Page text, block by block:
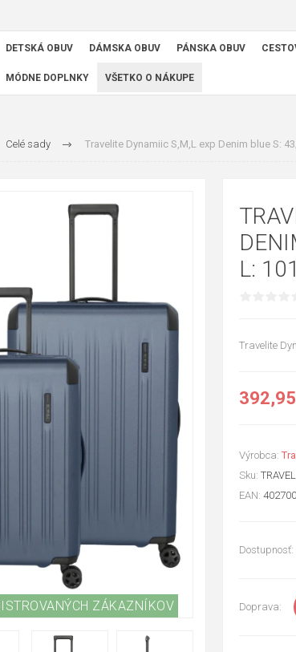
DETSKÁ OBUV DÁMSKA OBUV PÁNSKA OBUV
MÓDNE DOPLNKY VŠETKO O NÁKUPE
Celé sady Travelite Dynamiic S,M,L exp Denim blue S:
ZÁKAZNÍKOV
L:
Travelite
Výrobca:
Sku:
EAN:
Dostupnosť:
Doprava: